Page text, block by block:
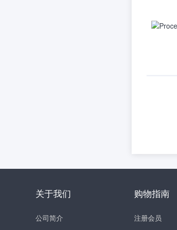
关于我们
公司简介
购物指南
注册会员